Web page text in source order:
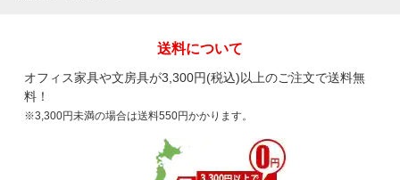
送料について
オフィス家具や文房具が3,300円(税込)以上のご注文で送料無
料！
※3,300円未満の場合は送料550円かかります。